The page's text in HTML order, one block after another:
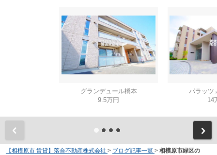
グランデュール橋本
9.5万円
パラッ
14
【相模原市 賃貸】落合不動産株式会社 > ブログ記事一覧 > 相模原市緑区の